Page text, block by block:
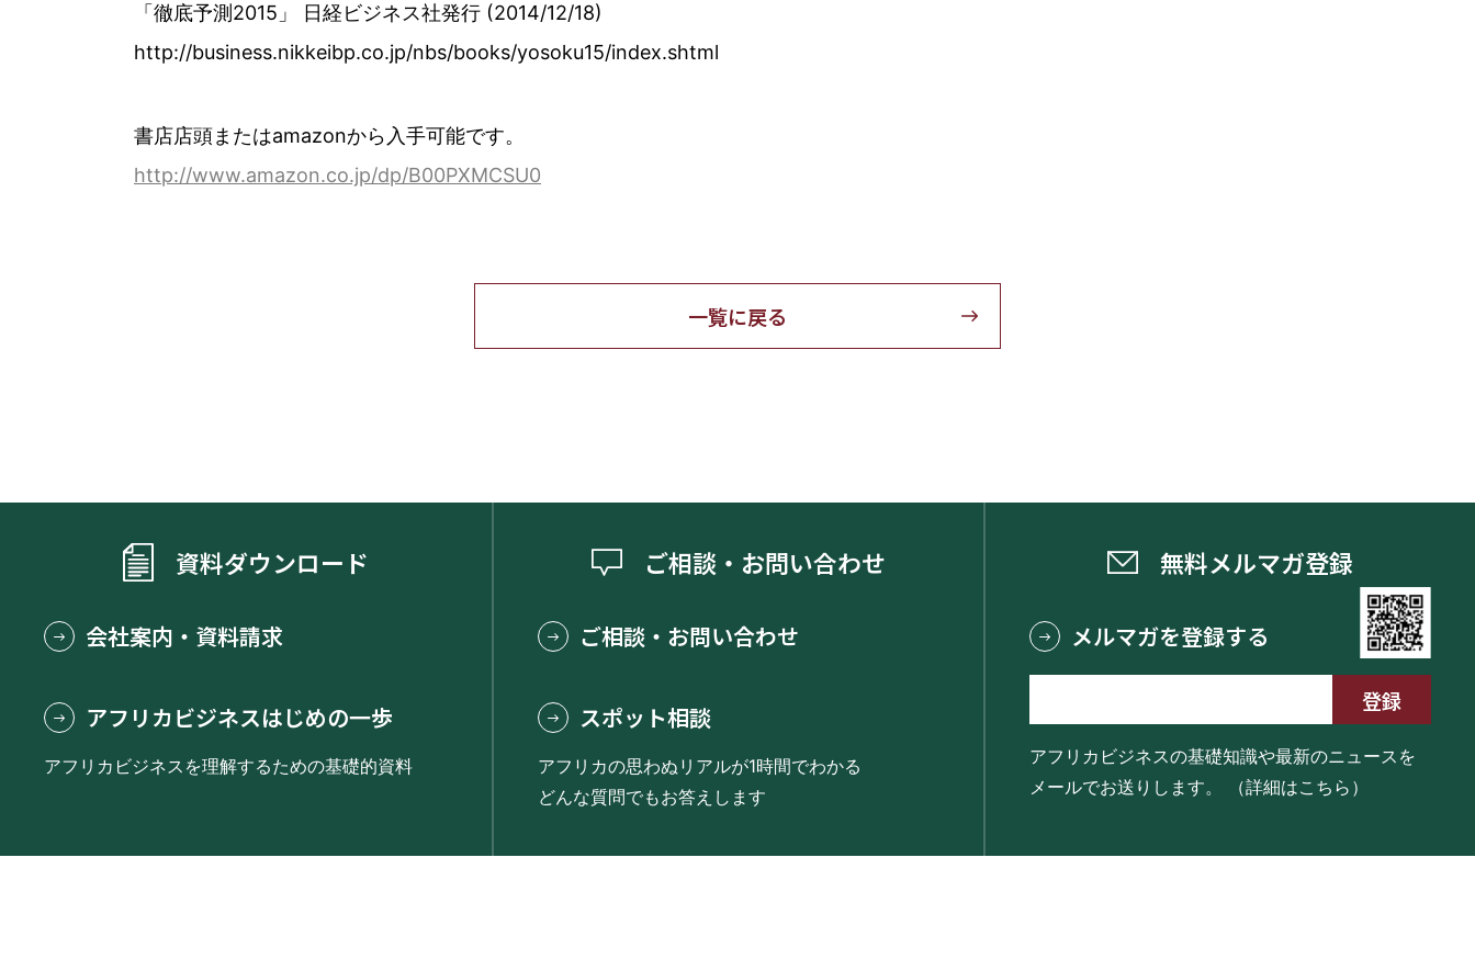
「徹底予測2015」 日経ビジネス社発行 (2014/12/18)
http://business.nikkeibp.co.jp/nbs/books/yosoku15/index.shtml
書店店頭またはamazonから入手可能です。
http://www.amazon.co.jp/dp/B00PXMCSU0
一覧に戻る
資料ダウンロード
会社案内・資料請求
アフリカビジネスはじめの一歩
アフリカビジネスを理解するための基礎的資料
ご相談・お問い合わせ
ご相談・お問い合わせ
スポット相談
アフリカの思わぬリアルが1時間でわかる
どんな質問でもお答えします
無料メルマガ登録
メルマガを登録する
アフリカビジネスの基礎知識や最新のニュースを
メールでお送りします。
（詳細はこちら）